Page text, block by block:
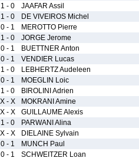
1 - 0 JAAFAR Assil
1 - 0 DE VIVEIROS Michel
0 - 1 MEROTTO Pierre
1 - 0 JORGE Jerome
0 - 1 BUETTNER Anton
0 - 1 VENDIER Lucas
1 - 0 LEBHERTZ Audeleen
0 - 1 MOEGLIN Loic
1 - 0 BIROLINI Adrien
X - X MOKRANI Amine
X - X GUILLAUME Alexis
1 - 0 PARWANI Alina
X - X DIELAINE Sylvain
0 - 1 MUNCH Paul
0 - 1 SCHWEITZER Loan